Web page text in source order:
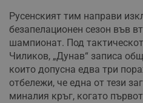
Русенският тим направи
безапелационен сезон във
шампионат. Под
Чиликов, „Дунав“ записа
които допусна едва три
отбележи, че една от тези
миналия кръг, когато